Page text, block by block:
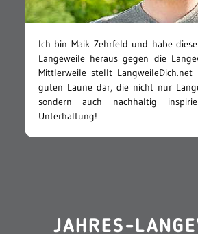
Ich bin Maik Zehrfeld und habe
Langeweile heraus gegen die
Mittlerweile stellt
guten Laune dar, die nicht nur
sondern auch nachhaltig
Unterhaltung!
JAHRES-